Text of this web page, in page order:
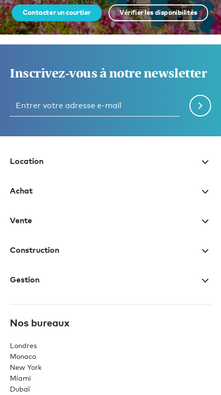
Contacter un courtier Vérifier les disponibilités
Inscrivez-vous à notre newsletter
Location
Achat
Vente
Construction
Gestion
Nos bureaux
Londres
Monaco
New York
Miami
Dubaï